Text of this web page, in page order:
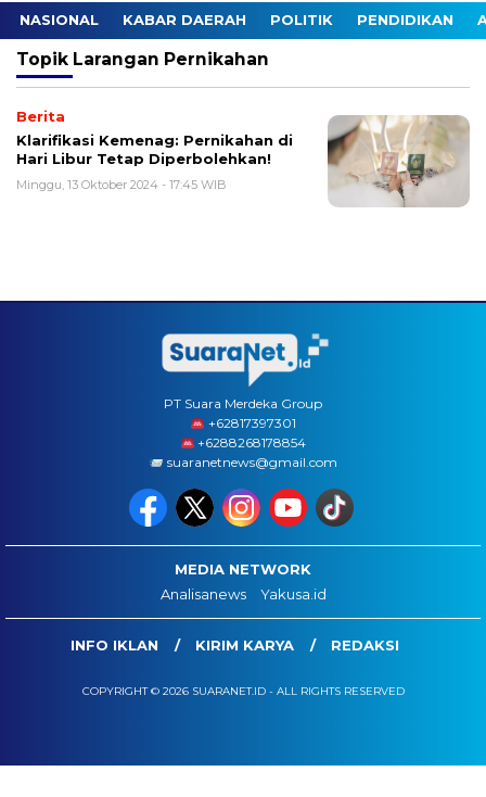
NASIONAL KABAR DAERAH POLITIK PENDIDIKAN
Topik Larangan Pernikahan
Berita
Klarifikasi Kemenag: Pernikahan di
Hari Libur Tetap Diperbolehkan!
Minggu, 13 Oktober 2024 - 17:45 WIB
PT Suara Merdeka Group
‪+62817397301
+6288268178854
suaranetnews@gmail.com
MEDIA NETWORK
Analisanews
Yakusa.id
INFO IKLAN KIRIM KARYA REDAKSI
COPYRIGHT © 2026 SUARANET.ID - ALL RIGHTS RESERVED